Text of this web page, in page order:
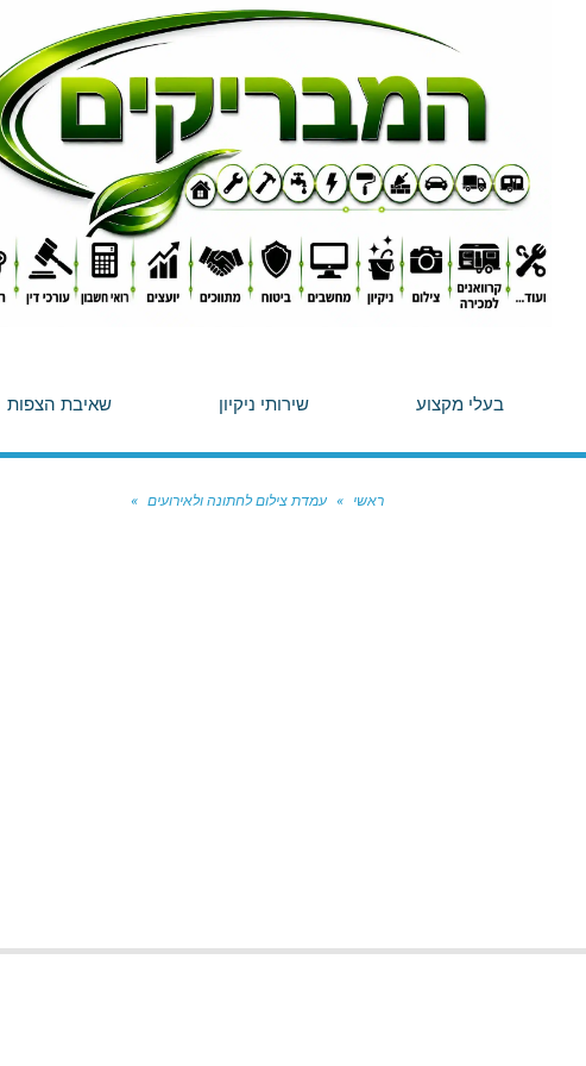
בעלי מקצוע שירותי ניקיון שאיבת הצפות
ראשי » עמדת צילום לחתונה ולאירועים »